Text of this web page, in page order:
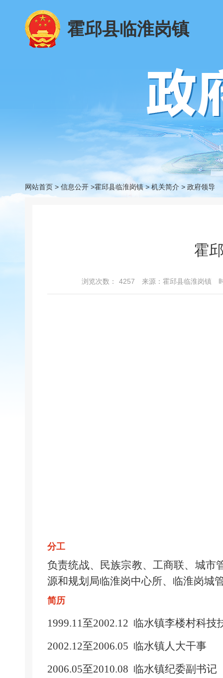
霍邱县临淮岗镇
网站首页 > 信息公开 >霍邱县临淮岗镇> 机关简介 > 政府领导
霍
浏览次数： 4257 来源：霍邱县临淮岗镇
分工
负责统战、民族宗教、工商联、城市
源和规划局临淮岗中心所、临淮岗城
简历
1999.11至2002.12 临水镇李楼村科技
2002.12至2006.05 临水镇人大干事
2006.05至2010.08 临水镇纪委副书记